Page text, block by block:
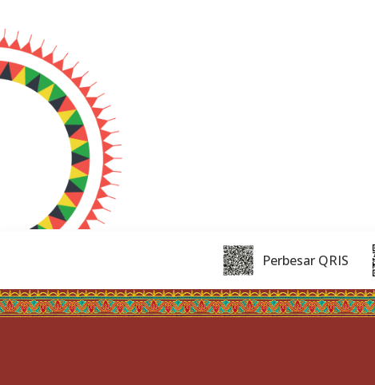
Perbesar QRIS